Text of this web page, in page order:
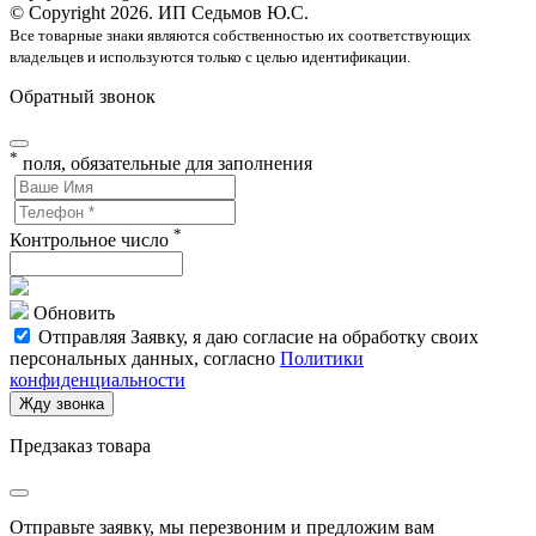
© Copyright 2026. ИП Седьмов Ю.С.
Все товарные знаки являются собственностью их соответствующих
владельцев и используются только с целью идентификации.
Обратный звонок
* поля, обязательные для заполнения
Контрольное число *
Обновить
Отправляя Заявку, я даю согласие на обработку своих
персональных данных, согласно Политики
конфиденциальности
Жду звонка
Предзаказ товара
Отправьте заявку, мы перезвоним и предложим вам